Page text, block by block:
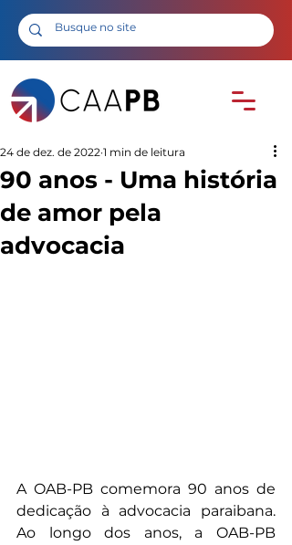
90 anos - Uma história
de amor pela
advocacia
24 de dez. de 2022 1 min de leitura
A OAB-PB comemora 90 anos de
dedicação à advocacia paraibana.
Ao longo dos anos, a OAB-PB